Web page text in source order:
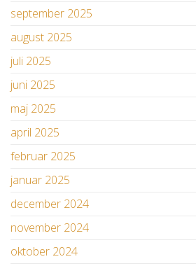
september 2025
august 2025
juli 2025
juni 2025
maj 2025
april 2025
februar 2025
januar 2025
december 2024
november 2024
oktober 2024